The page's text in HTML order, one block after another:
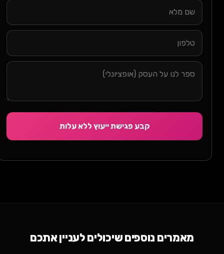
קבע פגישת ייעוץ ללא עלות
מאמרים נוספים שיכולים לעניין אתכם